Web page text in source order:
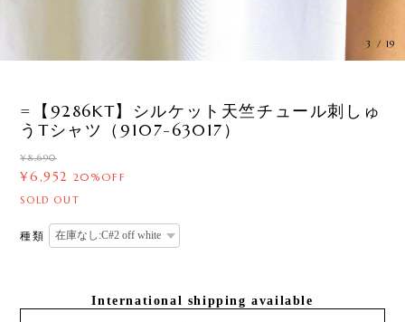
3 / 19
=【9286KT】シルケット天竺チュール刺しゅ
うTシャツ（9107-63017）
¥8,690
¥6,952 20%OFF
SOLD OUT
種類
International shipping available